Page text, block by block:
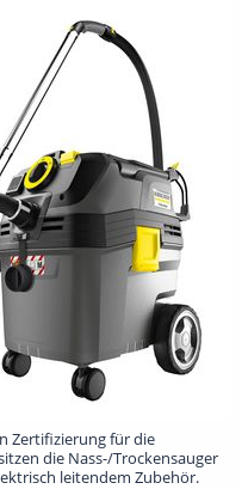
Zertifizierung für die
die Nass-/Trockensauger
leitendem Zubehör.